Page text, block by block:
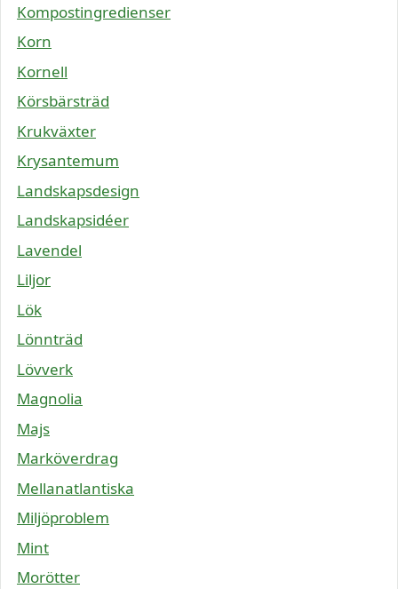
Kompostingredienser
Korn
Kornell
Körsbärsträd
Krukväxter
Krysantemum
Landskapsdesign
Landskapsidéer
Lavendel
Liljor
Lök
Lönnträd
Lövverk
Magnolia
Majs
Marköverdrag
Mellanatlantiska
Miljöproblem
Mint
Morötter